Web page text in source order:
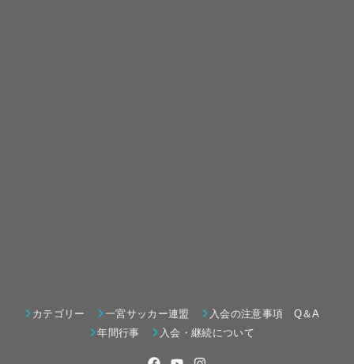
カテゴリー 一宮サッカー連盟
入会の注意事項 Q＆A
年間行事
入会・継続について